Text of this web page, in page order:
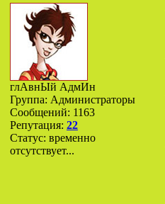
глАвнЫй АдмИн
Группа: Администраторы
Сообщений: 1163
Репутация: 22
Статус: временно
отсутствует...